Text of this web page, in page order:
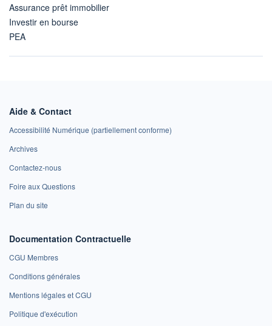
Assurance prêt immobilier
Investir en bourse
PEA
Aide & Contact
Accessibilité Numérique (partiellement conforme)
Archives
Contactez-nous
Foire aux Questions
Plan du site
Documentation Contractuelle
CGU Membres
Conditions générales
Mentions légales et CGU
Politique d'exécution